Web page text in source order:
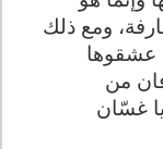
ومع ذلك
عشقوها
من
غسّان